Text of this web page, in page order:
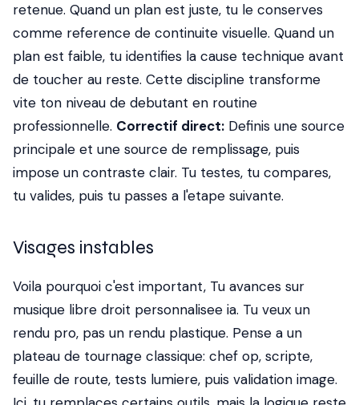
retenue. Quand un plan est juste, tu le conserves
comme reference de continuite visuelle. Quand un
plan est faible, tu identifies la cause technique avant
de toucher au reste. Cette discipline transforme
vite ton niveau de debutant en routine
professionnelle. Correctif direct: Definis une source
principale et une source de remplissage, puis
impose un contraste clair. Tu testes, tu compares,
tu valides, puis tu passes a l'etape suivante.
Visages instables
Voila pourquoi c'est important, Tu avances sur
musique libre droit personnalisee ia. Tu veux un
rendu pro, pas un rendu plastique. Pense a un
plateau de tournage classique: chef op, scripte,
feuille de route, tests lumiere, puis validation image.